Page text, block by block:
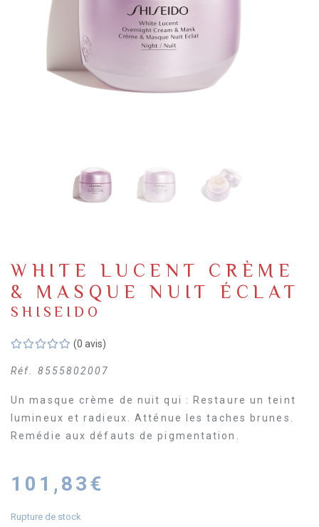
WHITE LUCENT CRÈME
& MASQUE NUIT ÉCLAT
SHISEIDO
(0 avis)
Réf. 8555802007
Un masque crème de nuit qui : Restaure un teint
lumineux et radieux. Atténue les taches brunes.
Remédie aux défauts de pigmentation.
101,83€
Rupture de stock